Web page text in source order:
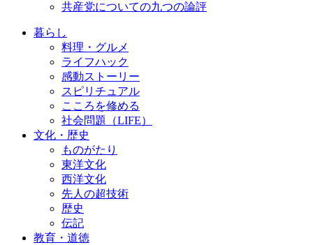
共産党についての九つの論評
暮らし
料理・グルメ
ライフハック
感動ストーリー
スピリチュアル
こころを修める
社会問題（LIFE）
文化・歴史
ものがたり
東洋文化
西洋文化
先人の超技術
歴史
伝記
教育・道徳